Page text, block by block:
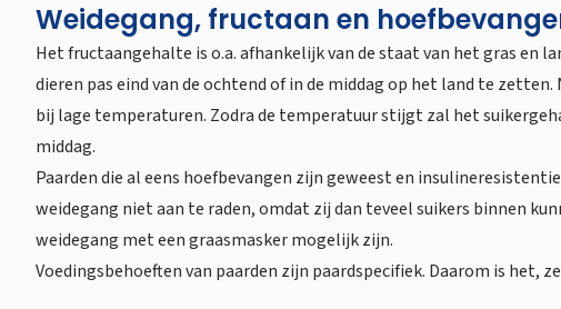
Weidegang, fructaan en
Het fructaangehalte is o.a. afhankelijk van de staat van het gras en
dieren pas eind van de ochtend of in de middag op het land te
bij lage temperaturen. Zodra de temperatuur stijgt zal het
middag.
Paarden die al eens hoefbevangen zijn geweest en
weidegang niet aan te raden, omdat zij dan teveel suikers binnen
weidegang met een graasmasker mogelijk zijn.
Voedingsbehoeften van paarden zijn paardspecifiek. Daarom is